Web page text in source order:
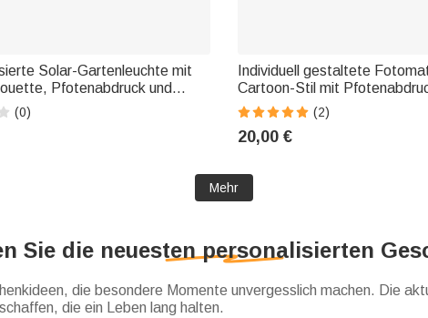
Solar-Gartenleuchte mit
Pfotenabdruck und
Bridge“-Motiv, mit Namen und
– Gartendekoration, Gedenk-
für Tierhalter und
(0)
Individuell gestaltete
Cartoon-Stil mit
Namen – wasserfest,
Leder – Wohnaccessoire und
Geburtstagsgeschenk für
(2)
20,00 €
Mehr
Sie die neuesten personalisierten
die besondere Momente unvergesslich machen. Die
die ein Leben lang halten.